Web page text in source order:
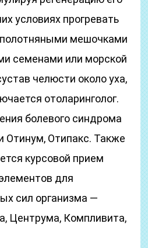
условиях прогревать
мешочками
семенами или морской
челюсти около уха,
отоларинголог.
болевого синдрома
Отинум, Отипакс. Также
курсовой прием
для
сил организма —
Центрума, Компливита,